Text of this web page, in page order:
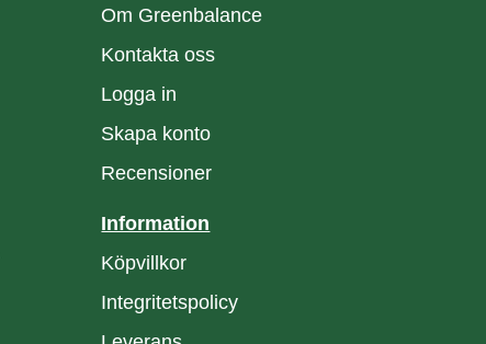
Om Greenbalance
Kontakta oss
Logga in
Skapa konto
Recensioner
Information
Köpvillkor
Integritetspolicy